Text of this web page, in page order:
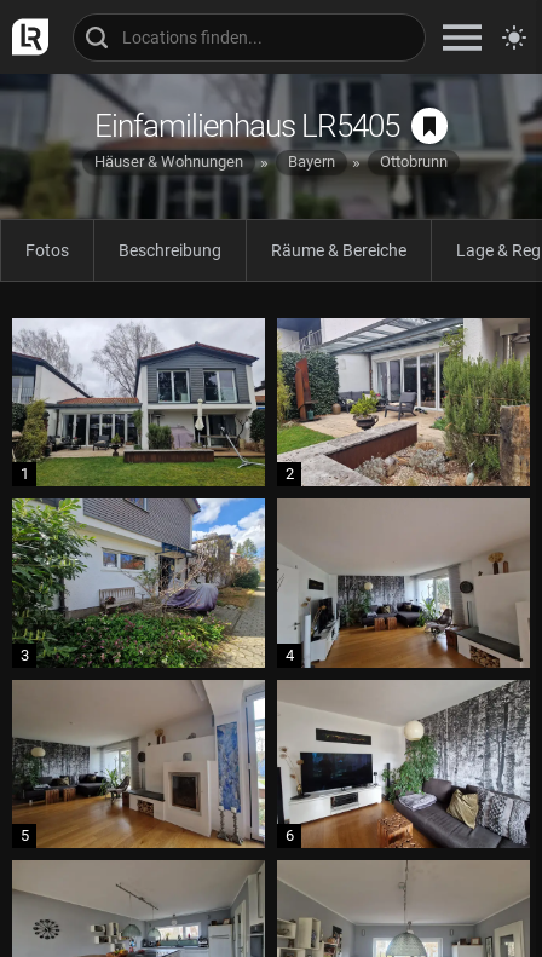
Einfamilienhaus LR5405
Häuser & Wohnungen Bayern Ottobrunn
Fotos Beschreibung Räume & Bereiche Lage &